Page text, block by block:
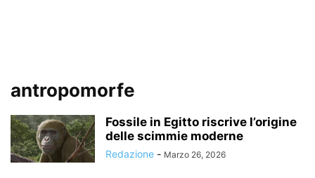
antropomorfe
Fossile in Egitto riscrive l’origine
delle scimmie moderne
Redazione - Marzo 26, 2026